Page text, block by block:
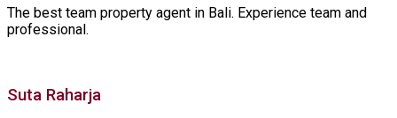
The best team property agent in Bali. Experience team and
professional.
Suta Raharja